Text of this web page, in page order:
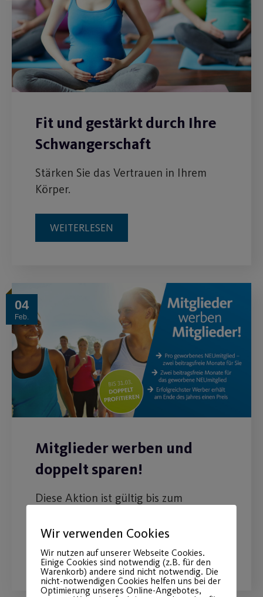
Fit und gestärkt durch Ihre
Schwangerschaft
Stärken Sie das Vertrauen in Ihrem
Körper.
WEITERLESEN
04
Feb.
Mitglieder werben und
doppelt sparen!
Diese Aktion ist gültig bis zum
WEITERLESEN
Wir verwenden Cookies
Wir nutzen auf unserer Webseite Cookies.
Einige Cookies sind notwendig (z.B. für den
Warenkorb) andere sind nicht notwendig. Die
nicht-notwendigen Cookies helfen uns bei der
Optimierung unseres Online-Angebotes,